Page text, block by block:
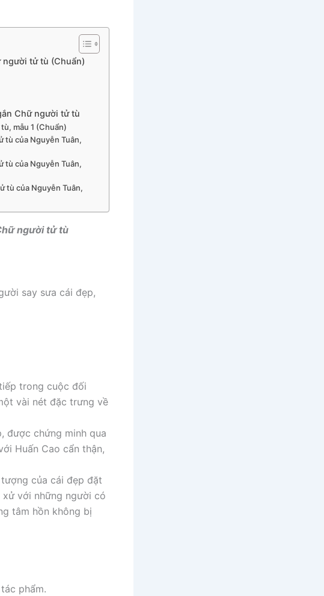
người tử tù (Chuẩn)
Chữ người tử tù
mẫu 1 (Chuẩn)
tù của Nguyễn Tuân,
tù của Nguyễn Tuân,
tù của Nguyễn Tuân,
người tử tù
say sưa cái đẹp,
trong cuộc đối
vài nét đặc trưng về
được chứng minh qua
Huấn Cao cẩn thận,
của cái đẹp đặt
với những người có
tâm hồn không bị
phẩm.